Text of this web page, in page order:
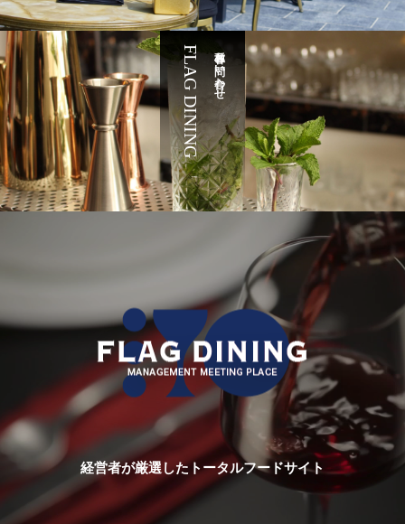
各種お問い合わせ
FLAG DINING
経営者が厳選したトータルフードサイト